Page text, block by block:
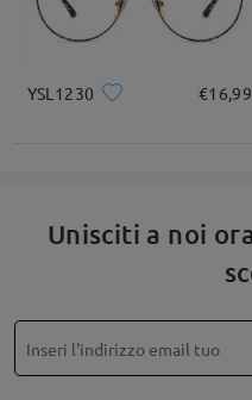
YSL1230 €16,99
Unisciti a noi